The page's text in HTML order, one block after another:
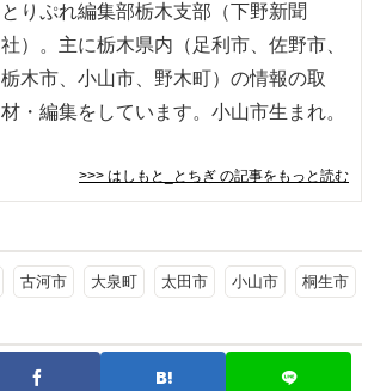
とりぷれ編集部栃木支部（下野新聞
社）。主に栃木県内（足利市、佐野市、
栃木市、小山市、野木町）の情報の取
材・編集をしています。小山市生まれ。
>>> はしもと_とちぎ の記事をもっと読む
古河市 大泉町 太田市 小山市
桐生市